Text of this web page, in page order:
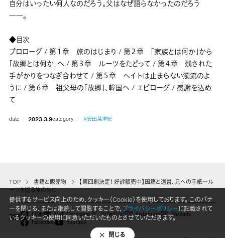
自分はいったい何人なのだろう。父はなぜ語らなかったのだろう
――。
◆目次
プロローグ / 第１章 旅のはじまり / 第２章 「家族とは何か」から
「故郷とは何か」へ / 第３章 ルーツをたどって / 第４章 残された
手がかりをつなぎ合わせて / 第５章 ヘイトは止まらない濁流のよ
うに / 第６章 祖父母の「故郷」、韓国へ / エピローグ / 感謝を込め
て
date 2023.3.9category #安田菜津紀
TOP 書籍と販売物
【第四刷決定！好評販売中】国籍と遺書、兄への手紙―ル
ーツを巡る旅の先に
SNS LINE Mail Magazine X(Twitter) Instagram
Threads
Facebook
Youtube
提供するサービス向上のため、クッキー（Cookie）を使用しております。 このバナ
ーを閉じる、または継続して閲覧することで、プライバシーポリシーに記載されて
いるクッキーの使用に同意いただいたものとさせていただきます。
閉じる